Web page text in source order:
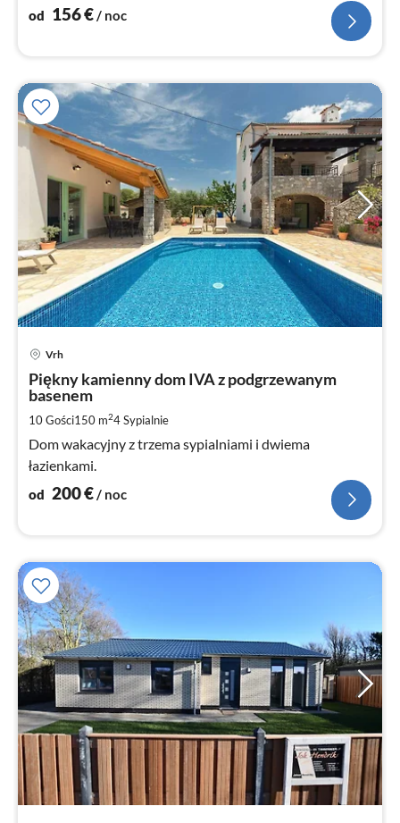
od 156€/ noc
Vrh
Piękny kamienny dom IVA z podgrzewanym
basenem
10 Gości150 m24Sypialnie
Dom wakacyjny z trzema sypialniami i dwiema
łazienkami.
od 200€ / noc